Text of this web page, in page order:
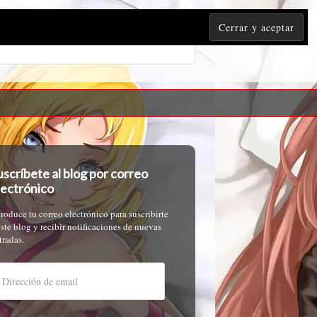
al blog por correo
tu correo electrónico para suscribirte
blog y recibir notificaciones de nuevas